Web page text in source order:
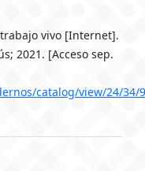
vivo [Internet].
2021. [Acceso sep.
catalog/view/24/34/